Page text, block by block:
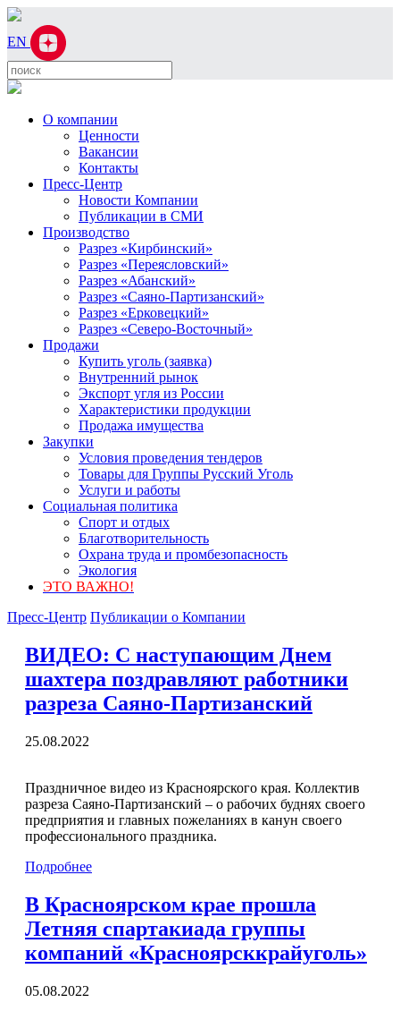
EN
О компании
Ценности
Вакансии
Контакты
Пресс-Центр
Новости Компании
Публикации в СМИ
Производство
Разрез «Кирбинский»
Разрез «Переясловский»
Разрез «Абанский»
Разрез «Саяно-Партизанский»
Разрез «Ерковецкий»
Разрез «Северо-Восточный»
Продажи
Купить уголь (заявка)
Внутренний рынок
Экспорт угля из России
Характеристики продукции
Продажа имущества
Закупки
Условия проведения тендеров
Товары для Группы Русский Уголь
Услуги и работы
Социальная политика
Спорт и отдых
Благотворительность
Охрана труда и промбезопасность
Экология
ЭТО ВАЖНО!
Пресс-Центр Публикации о Компании
ВИДЕО: С наступающим Днем
шахтера поздравляют работники
разреза Саяно-Партизанский
25.08.2022
Праздничное видео из Красноярского края. Коллектив
разреза Саяно-Партизанский – о рабочих буднях своего
предприятия и главных пожеланиях в канун своего
профессионального праздника.
Подробнее
В Красноярском крае прошла
Летняя спартакиада группы
компаний «Красноярсккрайуголь»
05.08.2022